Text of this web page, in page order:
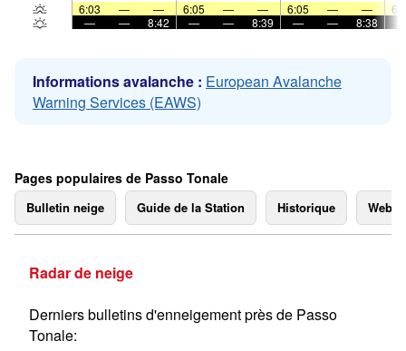
6:03
— — 6:05 — — 6:05 — —
—
— 8:42 — — 8:39 — — 8:38
Informations avalanche : European Avalanche
Warning Services (EAWS)
Pages populaires de Passo Tonale
Bulletin neige Guide de la Station Historique
Radar de neige
Derniers bulletins d'enneigement près de Passo
Tonale: